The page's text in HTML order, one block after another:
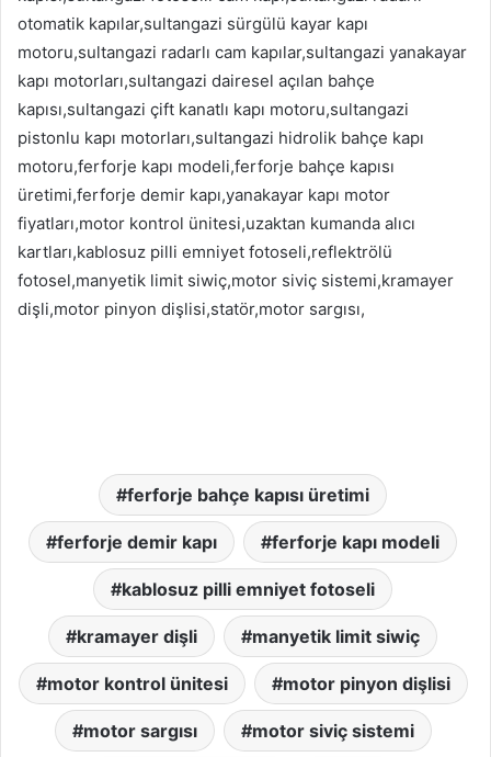
otomatik kapılar,sultangazi sürgülü kayar kapı
motoru,sultangazi radarlı cam kapılar,sultangazi yanakayar
kapı motorları,sultangazi dairesel açılan bahçe
kapısı,sultangazi çift kanatlı kapı motoru,sultangazi
pistonlu kapı motorları,sultangazi hidrolik bahçe kapı
motoru,ferforje kapı modeli,ferforje bahçe kapısı
üretimi,ferforje demir kapı,yanakayar kapı motor
fiyatları,motor kontrol ünitesi,uzaktan kumanda alıcı
kartları,kablosuz pilli emniyet fotoseli,reflektrölü
fotosel,manyetik limit siwiç,motor siviç sistemi,kramayer
dişli,motor pinyon dişlisi,statör,motor sargısı,
ferforje bahçe kapısı üretimi
ferforje demir kapı ferforje kapı modeli
kablosuz pilli emniyet fotoseli
kramayer dişli manyetik limit siwiç
motor kontrol ünitesi motor pinyon dişlisi
motor sargısı motor siviç sistemi